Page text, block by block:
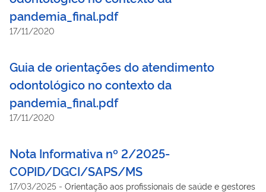
pandemia_final.pdf
17/11/2020
Guia de orientações do atendimento
odontológico no contexto da
pandemia_final.pdf
17/11/2020
Nota Informativa nº 2/2025-
COPID/DGCI/SAPS/MS
17/03/2025 - Orientação aos profissionais de saúde e gestores